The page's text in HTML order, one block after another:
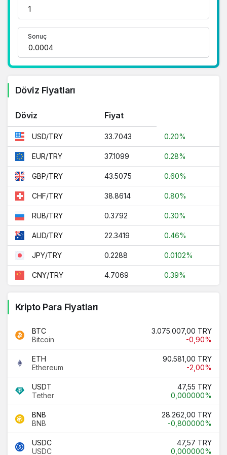
adrestesiniz..
1 Dolar Kaç TL ?
1 Euro Kaç TL ?
1 Euro Kaç TL ?
1 CHF Kaç TL ?
1 CNY Kaç TL ?
Sonuç
Döviz Fiyatları
Döviz Fiyat
USD/TRY 33.7043 0.20%
EUR/TRY 37.1099 0.28%
GBP/TRY 43.5075 0.60%
CHF/TRY 38.8614 0.80%
RUB/TRY 0.3792 0.30%
AUD/TRY 22.3419 0.46%
JPY/TRY 0.2288 0.0102%
CNY/TRY 4.7069 0.39%
Kripto Para Fiyatları
BTC
Bitcoin
3.075.007,00 TRY
-0,90%
ETH
Ethereum
90.581,00 TRY
-2,00%
USDT
Tether
47,55 TRY
0,000000%
BNB
BNB
28.262,00 TRY
-0,800000%
USDC
USDC
47,57 TRY
0,000000%